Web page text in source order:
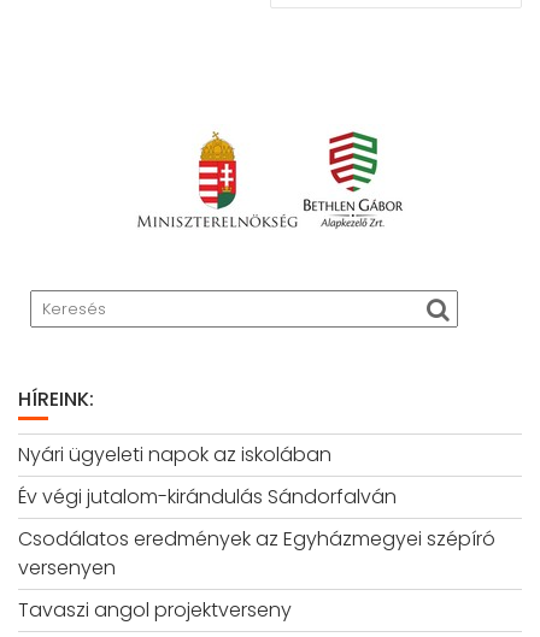
HÍREINK:
Nyári ügyeleti napok az iskolában
Év végi jutalom-kirándulás Sándorfalván
Csodálatos eredmények az Egyházmegyei szépíró
versenyen
Tavaszi angol projektverseny